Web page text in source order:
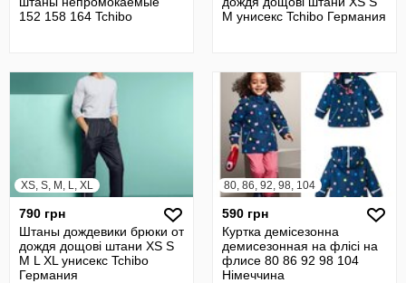
152 158 164 Tchibo
М унисекс Tchibo Германия
XS, S, M, L, XL
790 грн
Штаны дождевики брюки от
дождя дощові штани XS S
М L XL унисекс Tchibo
Германия
80, 86, 92, 98, 104
590 грн
Куртка демісезонна
демисезонная на флісі на
флисе 80 86 92 98 104
Німеччина